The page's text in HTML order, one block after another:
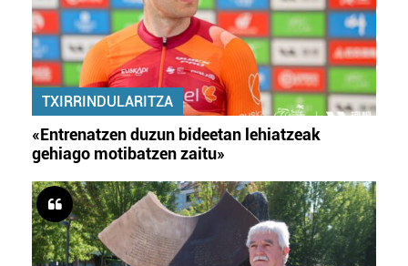
TXIRRINDULARITZA
«Entrenatzen duzun bideetan lehiatzeak
gehiago motibatzen zaitu»